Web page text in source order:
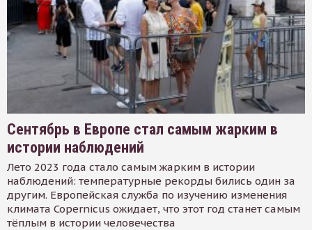
Сентябрь в Европе стал самым жарким в
истории наблюдений
Лето 2023 года стало самым жарким в истории
наблюдений: температурные рекорды бились один за
другим. Европейская служба по изучению изменения
климата Copernicus ожидает, что этот год станет самым
тёплым в истории человечества